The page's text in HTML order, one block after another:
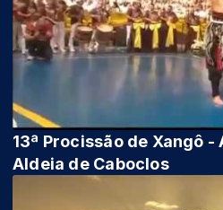
13ª Procissão de Xangô
Aldeia de Caboclos